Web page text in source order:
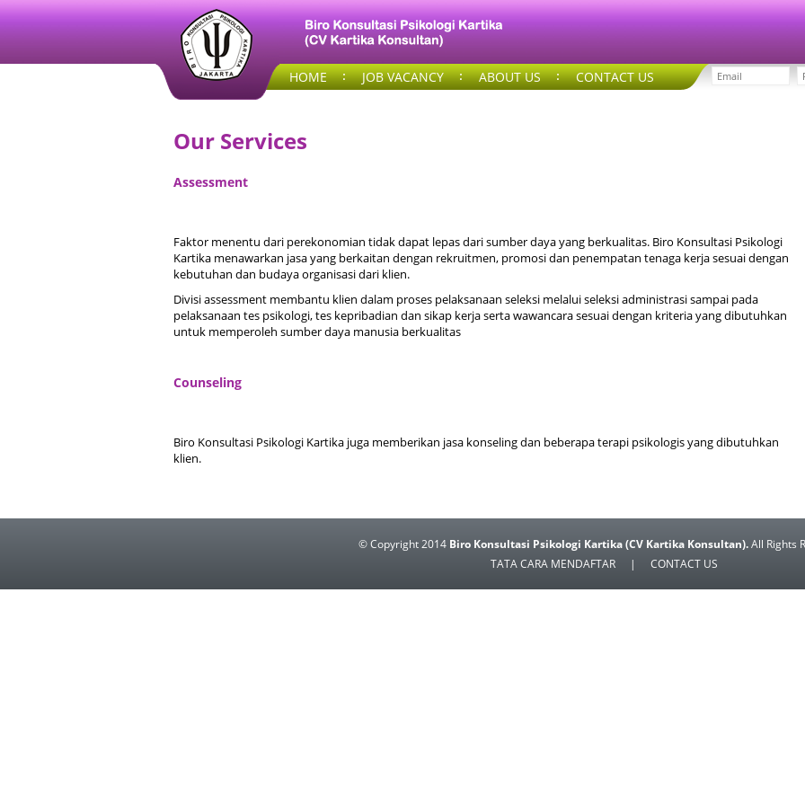
HOME JOB VACANCY ABOUT US CONTACT US
Our Services
Assessment
Faktor menentu dari perekonomian tidak dapat lepas dari sumber daya yang berkualitas. Biro Konsultasi Psikologi
Kartika menawarkan jasa yang berkaitan dengan rekruitmen, promosi dan penempatan tenaga kerja sesuai dengan
kebutuhan dan budaya organisasi dari klien.
Divisi assessment membantu klien dalam proses pelaksanaan seleksi melalui seleksi administrasi sampai pada
pelaksanaan tes psikologi, tes kepribadian dan sikap kerja serta wawancara sesuai dengan kriteria yang dibutuhkan
untuk memperoleh sumber daya manusia berkualitas
Counseling
Biro Konsultasi Psikologi Kartika juga memberikan jasa konseling dan beberapa terapi psikologis yang dibutuhkan
klien.
© Copyright 2014 Biro Konsultasi Psikologi Kartika (CV Kartika Konsultan).All Rights
TATA CARA MENDAFTAR
| CONTACT US